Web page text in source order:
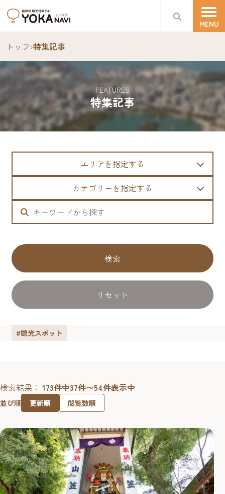
トップ›特集記事
特集記事
FEATURES
エリアを指定する
カテゴリーを指定する
検索
リセット
#観光スポット
検索結果： 173件中37件〜54件表示中
並び順 更新順 閲覧数順